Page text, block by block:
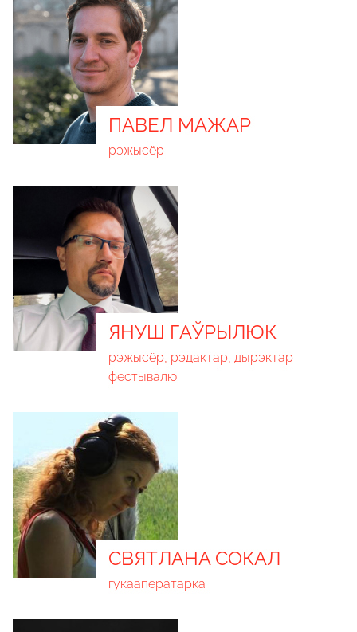
ПАВЕЛ МАЖАР
рэжысёр
ЯНУШ ГАЎРЫЛЮК
рэжысёр, рэдактар, дырэктар
фестывалю
СВЯТЛАНА СОКАЛ
гукааператарка